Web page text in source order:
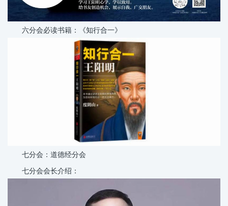
六分会必读书籍：《知行合一》
七分会：道德经分会
七分会会长介绍：